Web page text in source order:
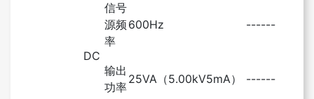
DC
信号
源频
率
600Hz ------
输出
功率
25VA（5.00kV5mA） ------